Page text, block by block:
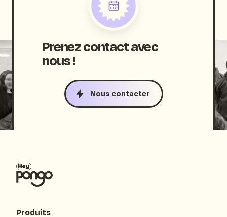
Prenez contact avec
nous !
Nous contacter
Produits